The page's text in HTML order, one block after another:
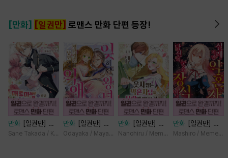
[만화] [일권만] 로맨스 만화 단편 등장!
만화
[일권만] 매
료 마법에 걸린 척
Sane Takada / Koki Fuyutsuki
만화
[일권만] 잊
혀진 왕녀지만 정
Odayaka / Maya Koike
만화
[일권만] 웃
지 않는 약혼자님
Nanohiru / Memeko
만화
[일권만] 실
례지만 약혼자님,
Mashiro / Memeko